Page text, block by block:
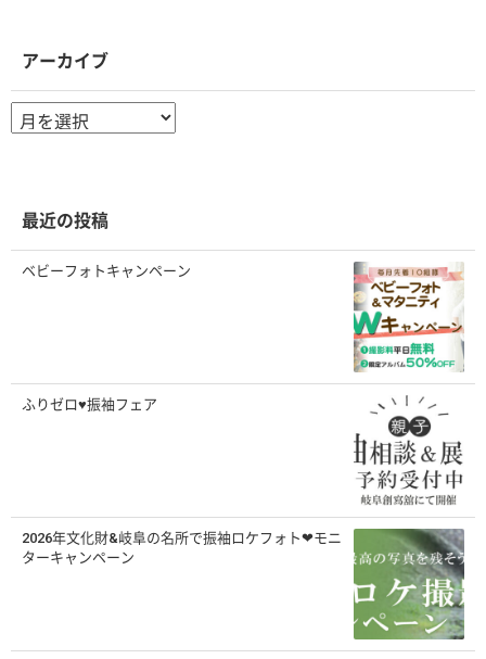
アーカイブ
ー
最近の投稿
ベビーフォトキャンペーン
ふりゼロ♥振袖フェア
2026年文化財&岐阜の名所で振袖ロケフォト❤モニ
ターキャンペーン